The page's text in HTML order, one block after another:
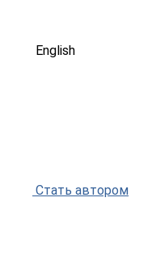
English
Стать автором